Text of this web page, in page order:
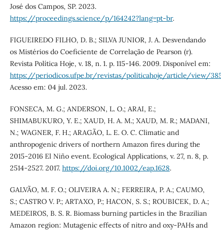
José dos Campos, SP. 2023.
https://proceedings.science/p/164242?lang=pt-br.
FIGUEIREDO FILHO, D. B.; SILVA JUNIOR, J. A. Desvendando
os Mistérios do Coeficiente de Correlação de Pearson (r).
Revista Política Hoje, v. 18, n. 1. p. 115-146. 2009. Disponível em:
https://periodicos.ufpe.br/revistas/politicahoje/article/view/
Acesso em: 04 jul. 2023.
FONSECA, M. G.; ANDERSON, L. O.; ARAI, E.;
SHIMABUKURO, Y. E.; XAUD, H. A. M.; XAUD, M. R.; MADANI,
N.; WAGNER, F. H.; ARAGÃO, L. E. O. C. Climatic and
anthropogenic drivers of northern Amazon fires during the
2015-2016 El Niño event. Ecological Applications, v. 27, n. 8, p.
2514-2527. 2017. https://doi.org/10.1002/eap.1628.
GALVÃO, M. F. O.; OLIVEIRA A. N.; FERREIRA, P. A.; CAUMO,
S.; CASTRO V. P.; ARTAXO, P.; HACON, S. S.; ROUBICEK, D. A.;
MEDEIROS, B. S. R. Biomass burning particles in the Brazilian
Amazon region: Mutagenic effects of nitro and oxy-PAHs and